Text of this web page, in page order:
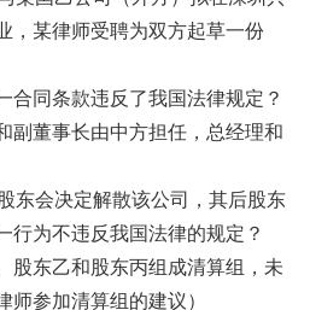
，某律师受聘为双方起草一份
合同条款违反了我国法律规定？
副董事长由中方担任，总经理和
东会决定解散该公司，其后股东
行为不违反我国法律的规定？
股东乙和股东丙组成清算组，未
参加清算组的建议）